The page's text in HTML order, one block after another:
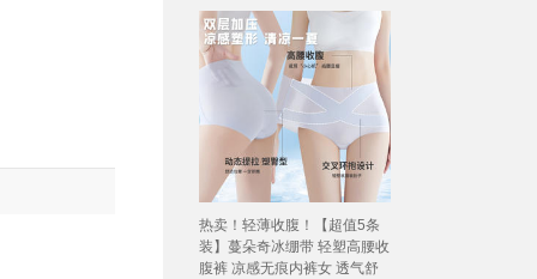
热卖！轻薄收腹！【超值5条
装】蔓朵奇冰绷带 轻塑高腰收
腹裤 凉感无痕内裤女 透气舒